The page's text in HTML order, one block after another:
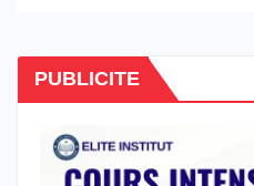
PUBLICITE